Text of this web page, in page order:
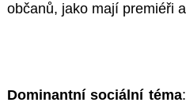
občanů, jako mají premiéři
Dominantní sociální téma